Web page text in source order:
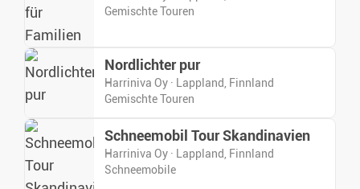
Gemischte Touren
Nordlichter pur
Harriniva Oy · Lappland, Finnland
Gemischte Touren
Schneemobil Tour Skandinavien
Harriniva Oy · Lappland, Finnland
Schneemobile